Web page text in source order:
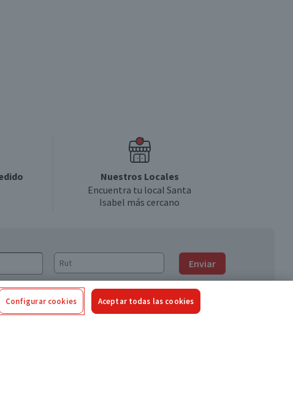
Nuestros Locales
Encuentra tu local Santa
Isabel más cercano
Enviar
Configurar cookies Aceptar todas las cookies